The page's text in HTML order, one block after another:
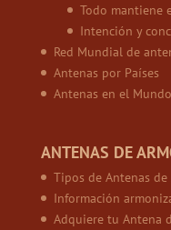
Todo mantiene
Intención y
Red Mundial de
Antenas por Países
Antenas en el Mundo
ANTENAS DE
Tipos de Antenas
Información
Adquiere tu Antena